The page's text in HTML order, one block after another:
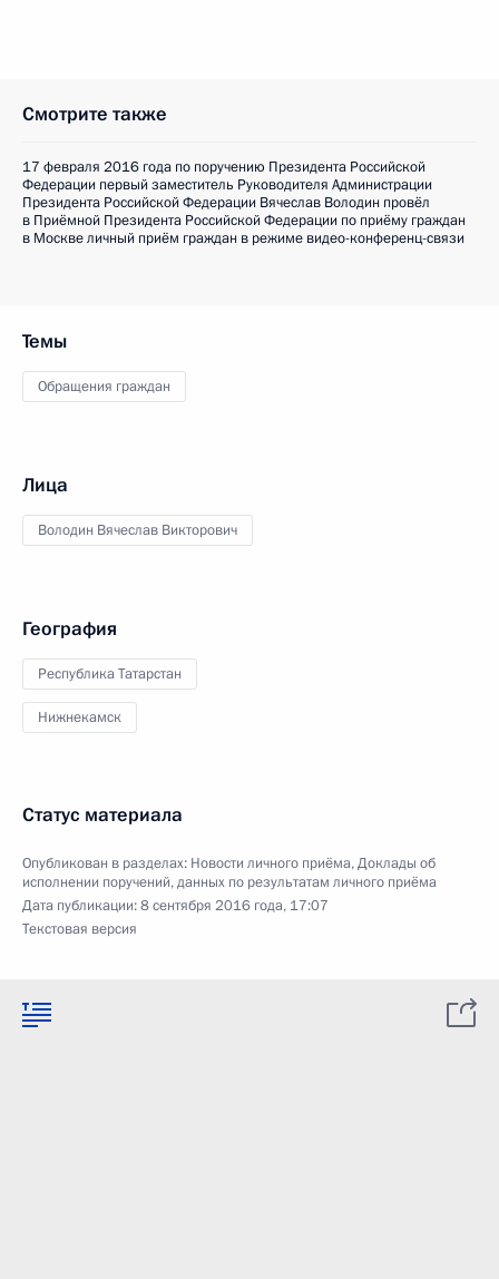
Смотрите также
17 февраля 2016 года по поручению Президента Российской
Федерации первый заместитель Руководителя Администрации
Президента Российской Федерации Вячеслав Володин провёл
в Приёмной Президента Российской Федерации по приёму граждан
в Москве личный приём граждан в режиме видео-конференц-связи
Темы
Обращения граждан
Лица
Володин Вячеслав Викторович
География
Республика Татарстан
Нижнекамск
Статус материала
Опубликован в разделах: Новости личного приёма,Доклады об
исполнении поручений, данных по результатам личного приёма
Дата публикации:8 сентября 2016 года, 17:07
Текстовая версия